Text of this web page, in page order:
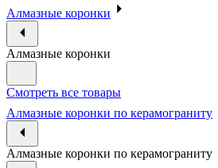
Алмазные коронки
Алмазные коронки
Смотреть все товары
Алмазные коронки по керамограниту
Алмазные коронки по керамограниту